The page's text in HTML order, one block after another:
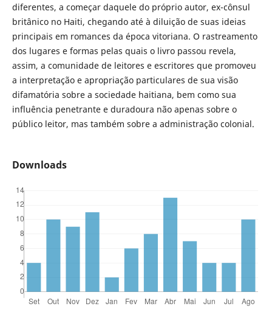
diferentes, a começar daquele do próprio autor, ex-cônsul
britânico no Haiti, chegando até à diluição de suas ideias
principais em romances da época vitoriana. O rastreamento
dos lugares e formas pelas quais o livro passou revela,
assim, a comunidade de leitores e escritores que promoveu
a interpretação e apropriação particulares de sua visão
difamatória sobre a sociedade haitiana, bem como sua
influência penetrante e duradoura não apenas sobre o
público leitor, mas também sobre a administração colonial.
Downloads